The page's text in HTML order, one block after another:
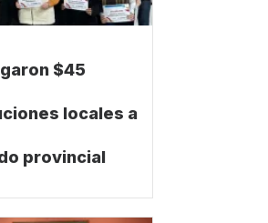
$45
locales a
provincial